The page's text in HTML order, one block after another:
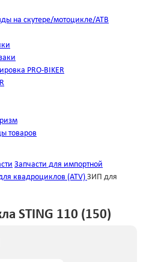
на скутере/мотоцикле/АТВ
PRO-BIKER
товаров
Запчасти для импортной
квадроциклов (ATV) ЗИП для
STING 110 (150)